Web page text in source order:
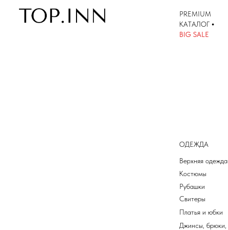
BIG SALE
PREMIUM
КАТАЛОГ •
КАТАЛОГ
ОДЕЖДА
Верхняя одежда
Платья и юбки
Костюмы
Рубашки
Свитеры
Джинсы, брюки,